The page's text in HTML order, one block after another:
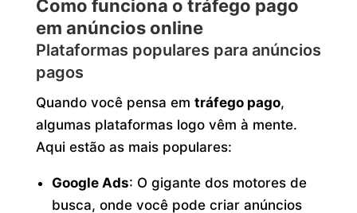
Como funciona o tráfego pago
em anúncios online
Plataformas populares para anúncios
pagos
Quando você pensa em tráfego pago,
algumas plataformas logo vêm à mente.
Aqui estão as mais populares:
Google Ads: O gigante dos motores de
busca, onde você pode criar anúncios